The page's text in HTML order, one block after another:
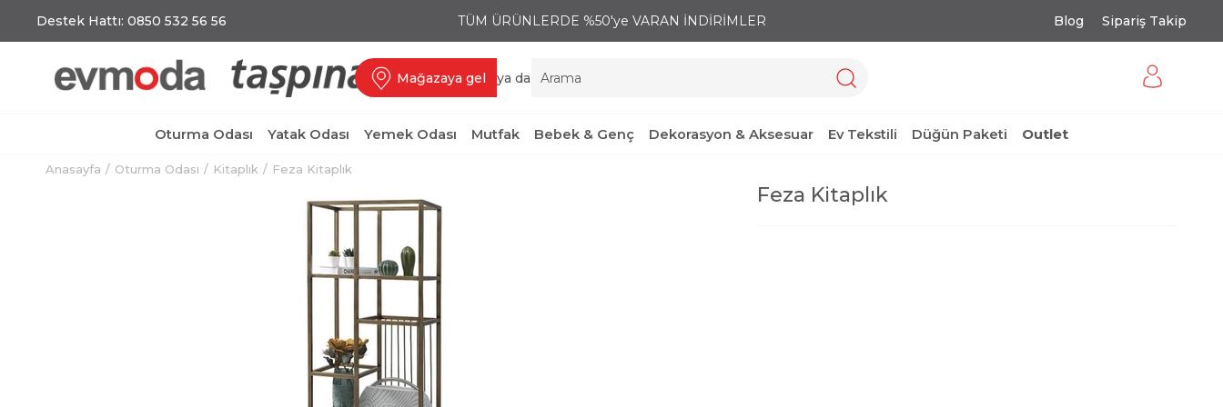
Destek Hattı: 0850 532 56 56 TÜM ÜRÜNLERDE %50'ye VARAN İNDİRİMLER Blog Sipariş Takip
Mağazaya gel ya da
Oturma Odası Yatak Odası Yemek Odası Mutfak Bebek & Genç Dekorasyon & Aksesuar Ev Tekstili Düğün Paketi Outlet
Anasayfa Oturma Odası Kitaplık Feza Kitaplık
Feza Kitaplık